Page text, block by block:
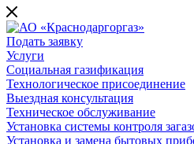
Подать заявку
Услуги
Социальная газификация
Технологическое присоединение
Выездная консультация
Техническое обслуживание
Установка системы контроля
Установка и замена бытовых